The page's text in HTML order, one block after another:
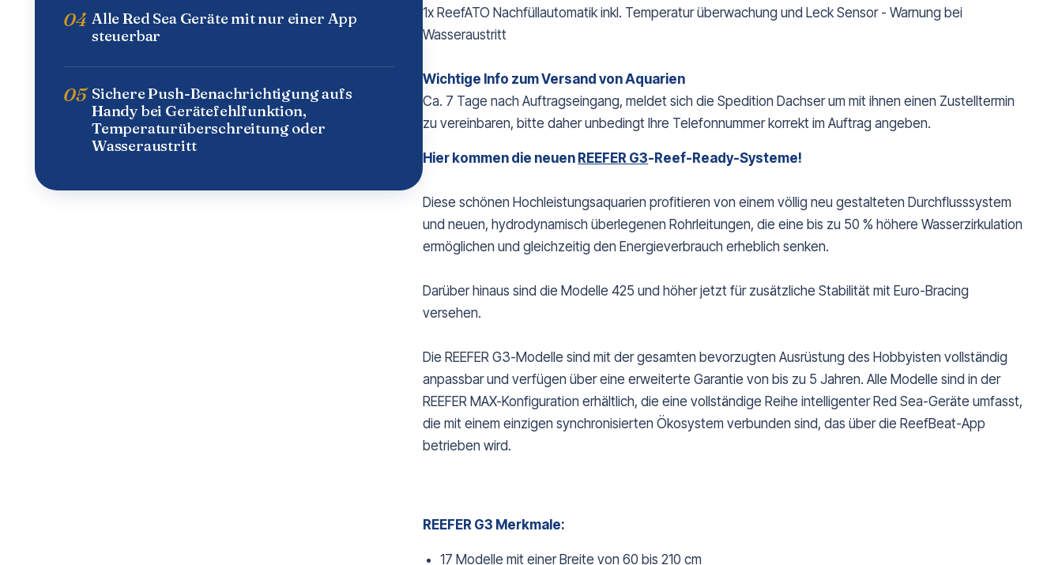
04 Alle Red Sea Geräte mit nur einer App
steuerbar
05 Sichere Push-Benachrichtigung aufs
Handy bei Gerätefehlfunktion,
Temperaturüberschreitung oder
Wasseraustritt
1x ReefATO Nachfüllautomatik inkl. Temperatur überwachung und Leck Sensor - Warnung bei
Wasseraustritt
Wichtige Info zum Versand von Aquarien
Ca. 7 Tage nach Auftragseingang, meldet sich die Spedition Dachser um mit ihnen einen Zustelltermin
zu vereinbaren, bitte daher unbedingt Ihre Telefonnummer korrekt im Auftrag angeben.
Hier kommen die neuen REEFER G3-Reef-Ready-Systeme!
Diese schönen Hochleistungsaquarien profitieren von einem völlig neu gestalteten Durchflusssystem
und neuen, hydrodynamisch überlegenen Rohrleitungen, die eine bis zu 50 % höhere Wasserzirkulation
ermöglichen und gleichzeitig den Energieverbrauch erheblich senken.
Darüber hinaus sind die Modelle 425 und höher jetzt für zusätzliche Stabilität mit Euro-Bracing
versehen.
Die REEFER G3-Modelle sind mit der gesamten bevorzugten Ausrüstung des Hobbyisten vollständig
anpassbar und verfügen über eine erweiterte Garantie von bis zu 5 Jahren. Alle Modelle sind in der
REEFER MAX-Konfiguration erhältlich, die eine vollständige Reihe intelligenter Red Sea-Geräte umfasst,
die mit einem einzigen synchronisierten Ökosystem verbunden sind, das über die ReefBeat-App
betrieben wird.
REEFER G3 Merkmale:
17 Modelle mit einer Breite von 60 bis 210 cm